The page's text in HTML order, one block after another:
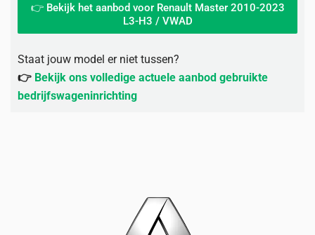
👉 Bekijk het aanbod voor Renault Master 2010-2023
L3-H3 / VWAD
Staat jouw model er niet tussen?
👉 Bekijk ons volledige actuele aanbod gebruikte
bedrijfswageninrichting